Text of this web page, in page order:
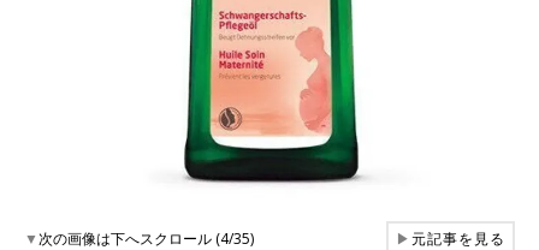
▼次の画像は下へスクロール (4/35) ▶元記事を見る